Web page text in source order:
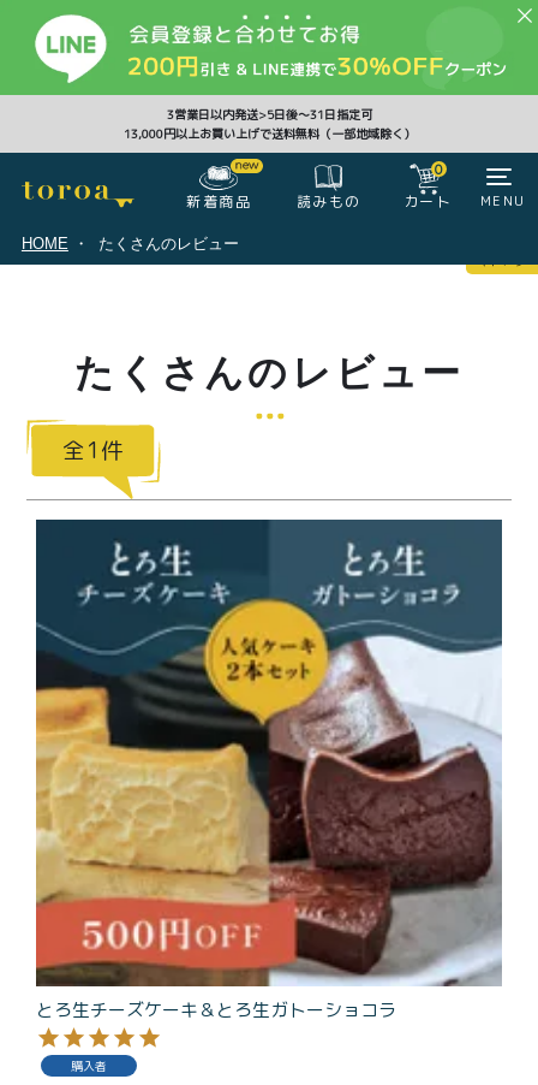
3営業日以内発送>5日後〜31日指定可
13,000円以上お買い上げで送料無料（一部地域除く）
新着商品 読みもの
0
カート MENU
CLOSE
0
注文履歴 会員登録情報 ポイント
商品一覧
とろ生ガトーショコラ
とろ生 まとめ買いお得
セット
お中元
紅茶toroaTea
焼き菓子
メルマガ会員様限定
toroa夏のアウトレッ
トセール
とろ生チーズケーキ
濃抹茶とろ生ガトーシ
ョコラ
とろ生シュー
クッキー缶
紅茶toroaTeaギフト
お誕生日セット
手さげ袋
季節限定
HOME たくさんのレビュー
たくさんのレビュー
1
とろ生チーズケーキ＆とろ生ガトーショコラ
購入者